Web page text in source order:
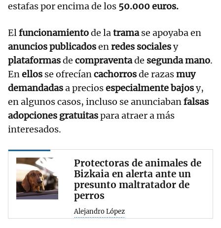
estafas por encima de los 50.000 euros.
Elfuncionamientode latramase apoyaba en
anuncios publicadosenredes socialesy
plataformasde compraventade segunda mano.
Enellos se ofrecíancachorrosde razasmuy
demandadasa preciosespecialmente bajosy,
en algunos casos, incluso se anunciabanfalsas
adopciones gratuitaspara atraer a más
interesados.
Protectoras de animales de
Bizkaia en alerta ante un
presunto maltratador de
perros
Alejandro López